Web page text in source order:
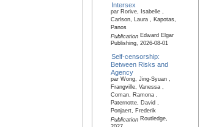
Intersex
par Rorive, Isabelle ,
Carlson, Laura , Kapotas,
Panos
PublicationEdward Elgar
Publishing, 2026-08-01
Self-censorship:
Between Risks and
Agency
par Wong, Jing-Syuan ,
Frangville, Vanessa ,
Coman, Ramona ,
Paternotte, David ,
Ponjaert, Frederik
PublicationRoutledge,